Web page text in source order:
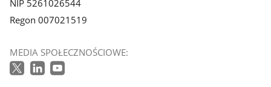
NIP 5261026544
Regon 007021519
MEDIA SPOŁECZNOŚCIOWE: